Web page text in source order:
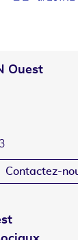
Ouest
Contactez-